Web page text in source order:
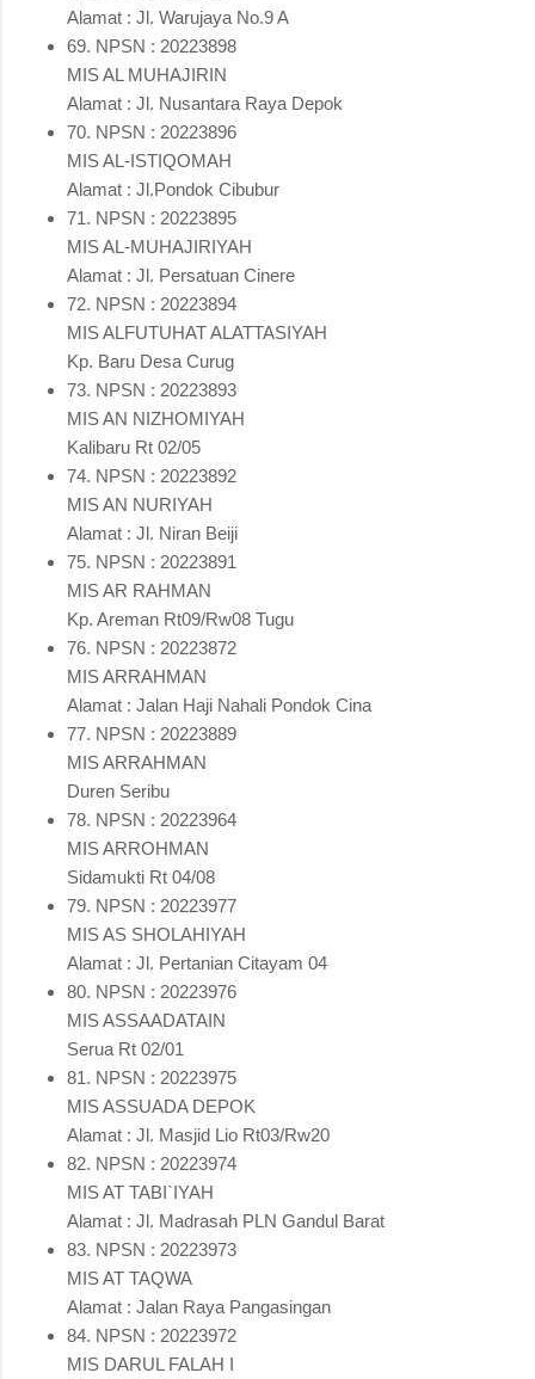
Alamat : Jl. Warujaya No.9 A
69. NPSN : 20223898
MIS AL MUHAJIRIN
Alamat : Jl. Nusantara Raya Depok
70. NPSN : 20223896
MIS AL-ISTIQOMAH
Alamat : Jl.Pondok Cibubur
71. NPSN : 20223895
MIS AL-MUHAJIRIYAH
Alamat : Jl. Persatuan Cinere
72. NPSN : 20223894
MIS ALFUTUHAT ALATTASIYAH
Kp. Baru Desa Curug
73. NPSN : 20223893
MIS AN NIZHOMIYAH
Kalibaru Rt 02/05
74. NPSN : 20223892
MIS AN NURIYAH
Alamat : Jl. Niran Beiji
75. NPSN : 20223891
MIS AR RAHMAN
Kp. Areman Rt09/Rw08 Tugu
76. NPSN : 20223872
MIS ARRAHMAN
Alamat : Jalan Haji Nahali Pondok Cina
77. NPSN : 20223889
MIS ARRAHMAN
Duren Seribu
78. NPSN : 20223964
MIS ARROHMAN
Sidamukti Rt 04/08
79. NPSN : 20223977
MIS AS SHOLAHIYAH
Alamat : Jl. Pertanian Citayam 04
80. NPSN : 20223976
MIS ASSAADATAIN
Serua Rt 02/01
81. NPSN : 20223975
MIS ASSUADA DEPOK
Alamat : Jl. Masjid Lio Rt03/Rw20
82. NPSN : 20223974
MIS AT TABI`IYAH
Alamat : Jl. Madrasah PLN Gandul Barat
83. NPSN : 20223973
MIS AT TAQWA
Alamat : Jalan Raya Pangasingan
84. NPSN : 20223972
MIS DARUL FALAH I